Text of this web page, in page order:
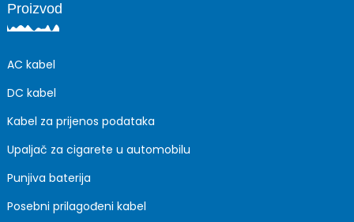
Proizvod
AC kabel
DC kabel
Kabel za prijenos podataka
Upaljač za cigarete u automobilu
Punjiva baterija
Posebni prilagođeni kabel